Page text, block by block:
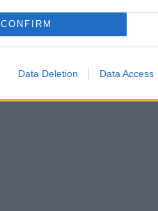
CONFIRM
Data Deletion Data Access
Trump, Meloni e